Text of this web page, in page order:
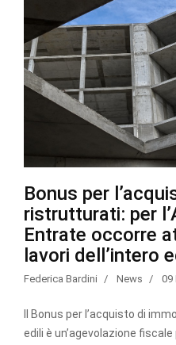
Bonus per
ristrutturati: per
Entrate occorre
lavori dell’intero
Federica Bardini News 09
Il Bonus per l’acquisto di
edili è un’agevolazione